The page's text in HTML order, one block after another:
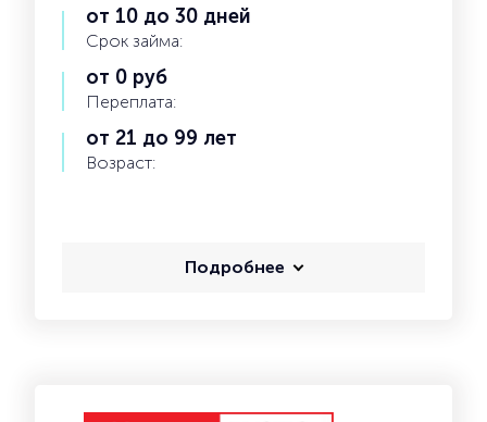
от 10 до 30 дней
Срок займа:
от 0 руб
Переплата:
от 21 до 99 лет
Возраст:
Подробнее